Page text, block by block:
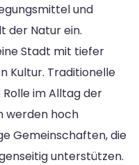
und
der Natur ein.
Stadt mit tiefer
Kultur. Traditionelle
im Alltag der
werden hoch
Gemeinschaften, die
unterstützen.